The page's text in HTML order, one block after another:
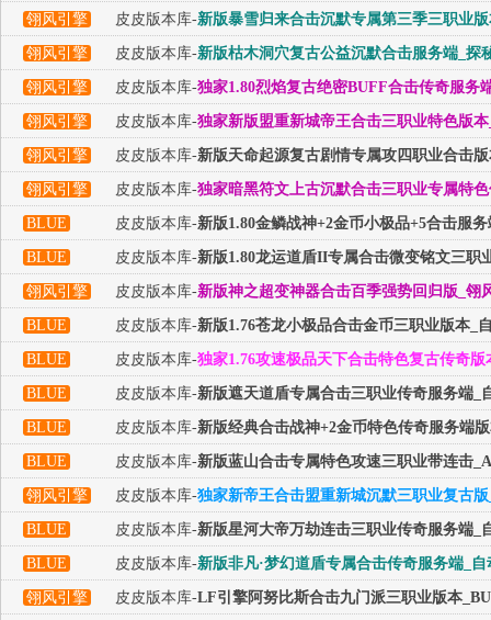
翎风引擎 皮皮版本库-新版暴雪归来合击沉默专属第三季三职业
翎风引擎 皮皮版本库-新版枯木洞穴复古公益沉默合击服务端_探
翎风引擎 皮皮版本库-独家1.80烈焰复古绝密BUFF合击传奇服务
翎风引擎 皮皮版本库-独家新版盟重新城帝王合击三职业特色版
翎风引擎 皮皮版本库-新版天命起源复古剧情专属攻四职业合击
翎风引擎 皮皮版本库-独家暗黑符文上古沉默合击三职业专属特
BLUE 皮皮版本库-新版1.80金鳞战神+2金币小极品+5合击服
BLUE 皮皮版本库-新版1.80龙运道盾II专属合击微变铭文三职
翎风引擎 皮皮版本库-新版神之超变神器合击百季强势回归版_翎
BLUE 皮皮版本库-新版1.76苍龙小极品合击金币三职业版本_
BLUE 皮皮版本库-独家1.76攻速极品天下合击特色复古传奇
BLUE 皮皮版本库-新版遮天道盾专属合击三职业传奇服务端_
BLUE 皮皮版本库-新版经典合击战神+2金币特色传奇服务端
BLUE 皮皮版本库-新版蓝山合击专属特色攻速三职业带连击
翎风引擎 皮皮版本库-独家新帝王合击盟重新城沉默三职业复古
BLUE 皮皮版本库-新版星河大帝万劫连击三职业传奇服务端_
BLUE 皮皮版本库-新版非凡·梦幻道盾专属合击传奇服务端_
翎风引擎 皮皮版本库-LF引擎阿努比斯合击九门派三职业版本